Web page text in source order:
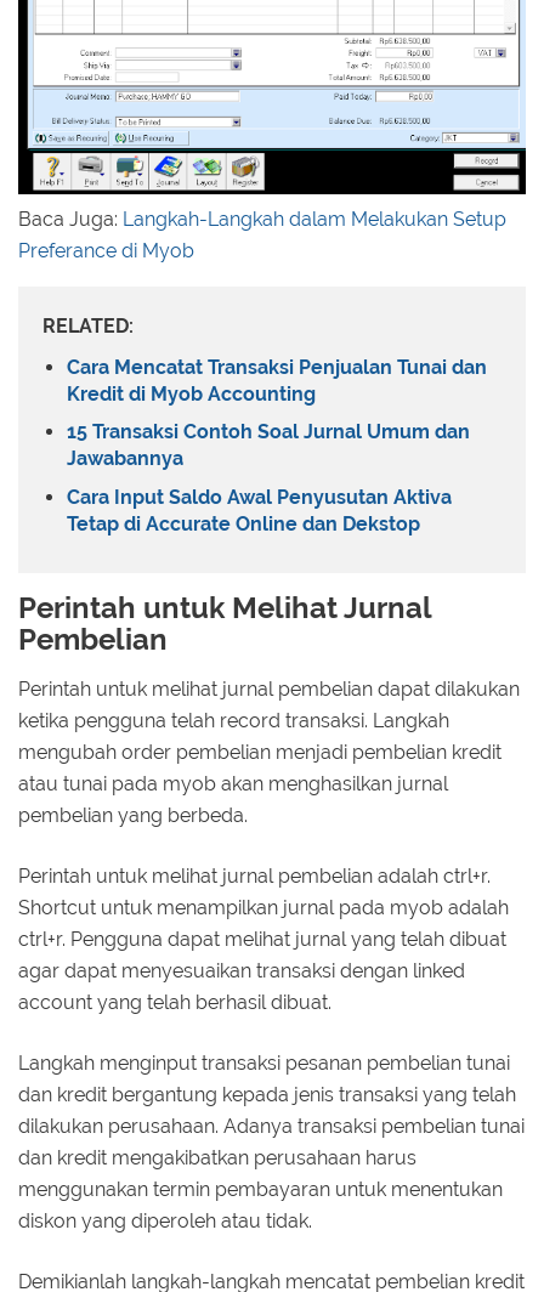
Baca Juga: Langkah-Langkah dalam Melakukan Setup
Preferance di Myob
RELATED:
Cara Mencatat Transaksi Penjualan Tunai dan
Kredit di Myob Accounting
15 Transaksi Contoh Soal Jurnal Umum dan
Jawabannya
Cara Input Saldo Awal Penyusutan Aktiva
Tetap di Accurate Online dan Dekstop
Perintah untuk Melihat Jurnal
Pembelian
Perintah untuk melihat jurnal pembelian dapat dilakukan
ketika pengguna telah record transaksi. Langkah
mengubah order pembelian menjadi pembelian kredit
atau tunai pada myob akan menghasilkan jurnal
pembelian yang berbeda.
Perintah untuk melihat jurnal pembelian adalah ctrl+r.
Shortcut untuk menampilkan jurnal pada myob adalah
ctrl+r. Pengguna dapat melihat jurnal yang telah dibuat
agar dapat menyesuaikan transaksi dengan linked
account yang telah berhasil dibuat.
Langkah menginput transaksi pesanan pembelian tunai
dan kredit bergantung kepada jenis transaksi yang telah
dilakukan perusahaan. Adanya transaksi pembelian tunai
dan kredit mengakibatkan perusahaan harus
menggunakan termin pembayaran untuk menentukan
diskon yang diperoleh atau tidak.
Demikianlah langkah-langkah mencatat pembelian kredit